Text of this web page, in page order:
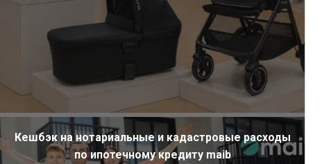
Кешбэк на нотариальные и кадастровые расходы
по ипотечному кредиту maib